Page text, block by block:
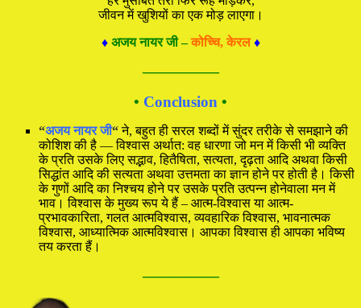
जीवन में खुशियों का एक मोड़ लाएगा।
♦अजय नायर जी –कोच्चि, केरल ♦
—————
• Conclusion •
“अजय नायर जी“ने, बहुत ही सरल शब्दों में सुंदर तरीके से समझाने की
कोशिश की है — विश्वास अर्थात: वह धारणा जो मन में किसी भी व्यक्ति
के प्रति उसके लिए सद्भाव, हितैषिता, सत्यता, दृढ़ता आदि अथवा किसी
सिद्धांत आदि की सत्यता अथवा उत्तमता का ज्ञान होने पर होती है। किसी
के गुणों आदि का निश्चय होने पर उसके प्रति उत्पन्न होनेवाला मन में
भाव। विश्वास के मुख्य रूप ये हैं – आत्म-विश्वास या आत्म-
प्रभावकारिता, गलत आत्मविश्वास, व्यवहारिक विश्वास, भावनात्मक
विश्वास, आध्यात्मिक आत्मविश्वास। आपका विश्वास ही आपका भविष्य
तय करता हैं।
—————